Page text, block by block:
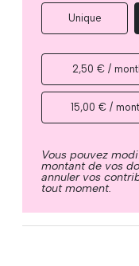
Unique
2,50 € /
15,00 € /
Vous pouvez
montant de vos
annuler vos
tout moment.